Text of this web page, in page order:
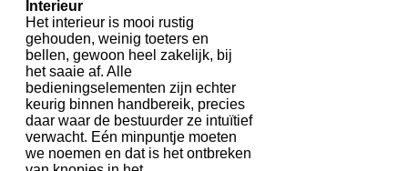
Interieur
Het interieur is mooi rustig
gehouden, weinig toeters en
bellen, gewoon heel zakelijk, bij
het saaie af. Alle
bedieningselementen zijn echter
keurig binnen handbereik, precies
daar waar de bestuurder ze intuïtief
verwacht. Eén minpuntje moeten
we noemen en dat is het ontbreken